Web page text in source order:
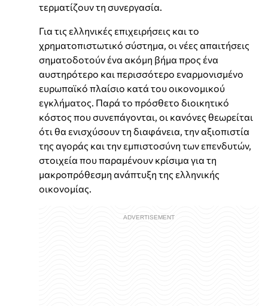
τερματίζουν τη συνεργασία.
Για τις ελληνικές επιχειρήσεις και το
χρηματοπιστωτικό σύστημα, οι νέες απαιτήσεις
σηματοδοτούν ένα ακόμη βήμα προς ένα
αυστηρότερο και περισσότερο εναρμονισμένο
ευρωπαϊκό πλαίσιο κατά του οικονομικού
εγκλήματος. Παρά το πρόσθετο διοικητικό
κόστος που συνεπάγονται, οι κανόνες θεωρείται
ότι θα ενισχύσουν τη διαφάνεια, την αξιοπιστία
της αγοράς και την εμπιστοσύνη των επενδυτών,
στοιχεία που παραμένουν κρίσιμα για τη
μακροπρόθεσμη ανάπτυξη της ελληνικής
οικονομίας.